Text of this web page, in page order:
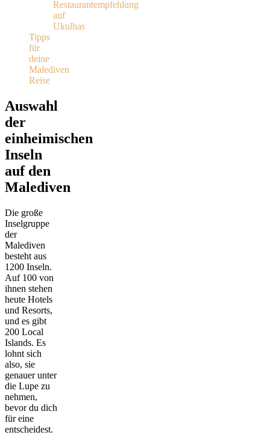
Restaurantempfehlung
auf
Ukulhas
Tipps
für
deine
Malediven
Reise
Auswahl
der
einheimischen
Inseln
auf den
Malediven
Die große
Inselgruppe
der
Malediven
besteht aus
1200 Inseln.
Auf 100 von
ihnen stehen
heute Hotels
und Resorts,
und es gibt
200 Local
Islands. Es
lohnt sich
also, sie
genauer unter
die Lupe zu
nehmen,
bevor du dich
für eine
entscheidest.